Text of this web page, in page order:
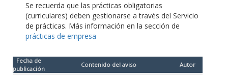
Se recuerda que las prácticas obligatorias
(curriculares) deben gestionarse a través del Servicio
de prácticas. Más información en la sección de
prácticas de empresa
Fecha de
publicación
Contenido del aviso
Autor